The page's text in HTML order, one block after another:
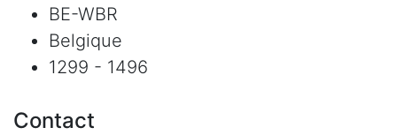
BE-WBR
Belgique
1299 - 1496
Contact